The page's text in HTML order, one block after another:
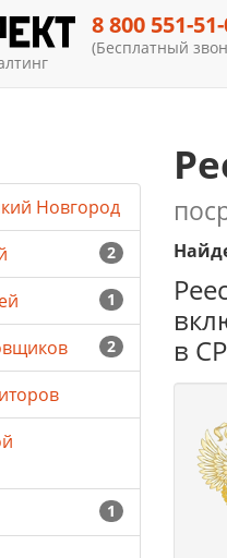
8 800 551-
(Бесплатный
в
Новгород
2
1
2
1